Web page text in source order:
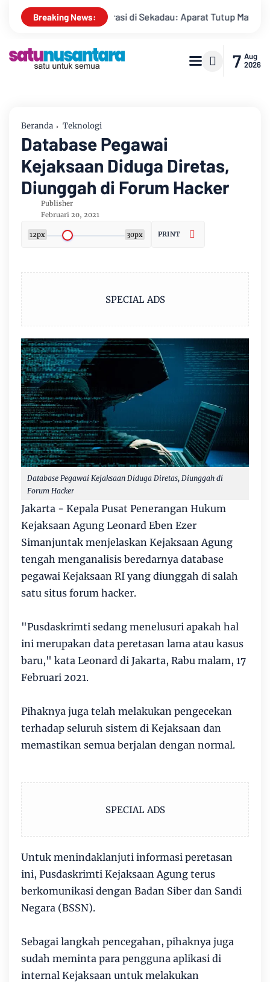
Breaking News:
di Sekadau: Aparat Tutup Mata SPBU 64.793.07
7 Aug
2026
Beranda Teknologi
Database Pegawai
Kejaksaan Diduga Diretas,
Diunggah di Forum Hacker
Publisher
Februari 20, 2021
12px 30px PRINT
SPECIAL ADS
Database Pegawai Kejaksaan Diduga Diretas, Diunggah di
Forum Hacker
Jakarta - Kepala Pusat Penerangan Hukum
Kejaksaan Agung Leonard Eben Ezer
Simanjuntak menjelaskan Kejaksaan Agung
tengah menganalisis beredarnya database
pegawai Kejaksaan RI yang diunggah di salah
satu situs forum hacker.
"Pusdaskrimti sedang menelusuri apakah hal
ini merupakan data peretasan lama atau kasus
baru," kata Leonard di Jakarta, Rabu malam, 17
Februari 2021.
Pihaknya juga telah melakukan pengecekan
terhadap seluruh sistem di Kejaksaan dan
memastikan semua berjalan dengan normal.
SPECIAL ADS
Untuk menindaklanjuti informasi peretasan
ini, Pusdaskrimti Kejaksaan Agung terus
berkomunikasi dengan Badan Siber dan Sandi
Negara (BSSN).
Sebagai langkah pencegahan, pihaknya juga
sudah meminta para pengguna aplikasi di
internal Kejaksaan untuk melakukan